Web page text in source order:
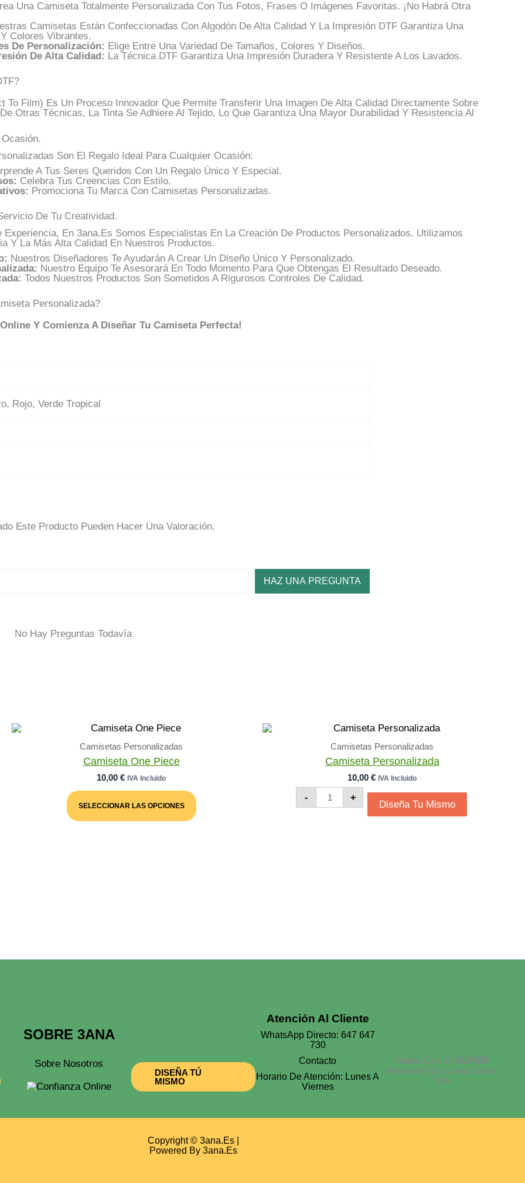
Una Camiseta Totalmente Personalizada Con Tus Fotos, Frases O Imágenes Favoritas. ¡No Habrá Otra
Camisetas Están Confeccionadas Con Algodón De Alta Calidad Y La Impresión DTF Garantiza Una
Colores Vibrantes.
De Personalización: Elige Entre Una Variedad De Tamaños, Colores Y Diseños.
De Alta Calidad: La Técnica DTF Garantiza Una Impresión Duradera Y Resistente A Los Lavados.
To Film) Es Un Proceso Innovador Que Permite Transferir Una Imagen De Alta Calidad Directamente Sobre
Otras Técnicas, La Tinta Se Adhiere Al Tejido, Lo Que Garantiza Una Mayor Durabilidad Y Resistencia Al
Son El Regalo Ideal Para Cualquier Ocasión:
A Tus Seres Queridos Con Un Regalo Único Y Especial.
Celebra Tus Creencias Con Estilo.
Promociona Tu Marca Con Camisetas Personalizadas.
De Tu Creatividad.
Experiencia, En 3ana.es Somos Especialistas En La Creación De Productos Personalizados. Utilizamos
Y La Más Alta Calidad En Nuestros Productos.
Nuestros Diseñadores Te Ayudarán A Crear Un Diseño Único Y Personalizado.
Nuestro Equipo Te Asesorará En Todo Momento Para Que Obtengas El Resultado Deseado.
Todos Nuestros Productos Son Sometidos A Rigurosos Controles De Calidad.
Personalizada?
Y Comienza A Diseñar Tu Camiseta Perfecta!
Rojo, Verde Tropical
Este Producto Pueden Hacer Una Valoración.
HAZ UNA PREGUNTA
No Hay Preguntas Todavía
Camisetas Personalizadas
Camiseta One Piece
10,00 € IVA Incluido
SELECCIONAR LAS OPCIONES
Producto
Tiene
Camisetas Personalizadas
Camiseta Personalizada
10,00 € IVA Incluido
-
Camiseta
Personalizada
+
Diseña Tu Mismo
SOBRE 3ANA
Sobre Nosotros
DISEÑA TÚ
MISMO
Atención Al Cliente
WhatsApp Directo: 647 647
730
Contacto
Horario De Atención: Lunes A
Viernes
Habla Con El SUPER
Asistente En Linea Gratis
24h
Copyright © 3ana.es |
Powered By 3ana.es